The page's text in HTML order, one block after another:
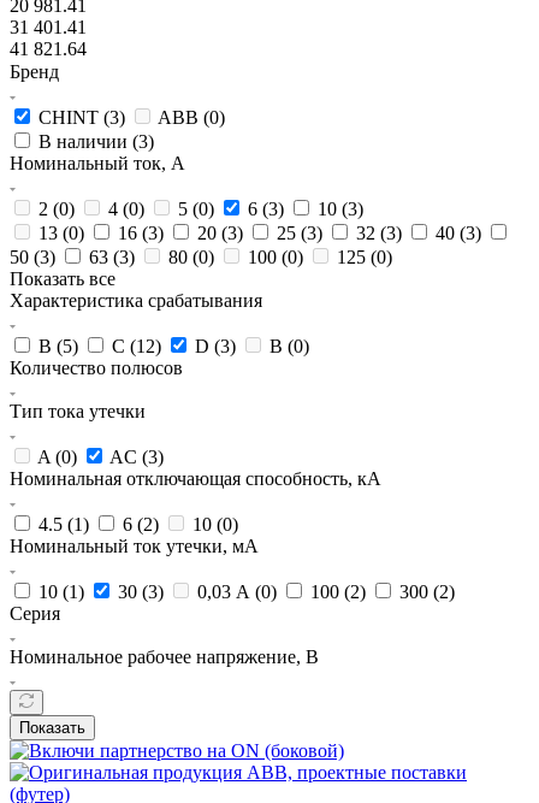
20 981.41
31 401.41
41 821.64
Бренд
CHINT (3) ABB (0)
В наличии (3)
Номинальный ток, А
2 (0) 4 (0) 5 (0) 6 (3) 10 (3)
13 (0) 16 (3) 20 (3) 25 (3) 32 (3) 40 (3)
50 (3) 63 (3) 80 (0) 100 (0) 125 (0)
Показать все
Характеристика срабатывания
B (5) C (12) D (3) В (0)
Количество полюсов
Тип тока утечки
A (0) AC (3)
Номинальная отключающая способность, кА
4.5 (1) 6 (2) 10 (0)
Номинальный ток утечки, мА
10 (1) 30 (3) 0,03 А (0) 100 (2) 300 (2)
Серия
Номинальное рабочее напряжение, В
Показать